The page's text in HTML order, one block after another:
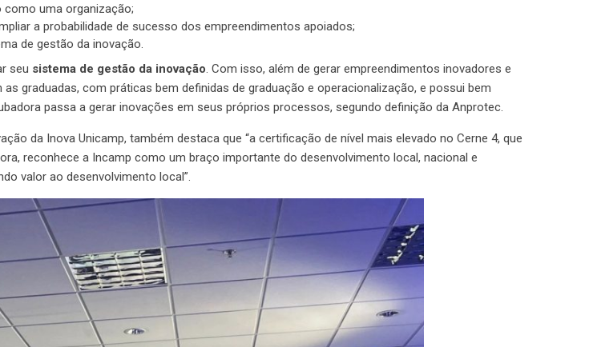
uma organização;
a probabilidade de sucesso dos empreendimentos apoiados;
de gestão da inovação.
seu sistema de gestão da inovação . Com isso, além de gerar empreendimentos inovadores e
graduadas, com práticas bem definidas de graduação e operacionalização, e possui bem
passa a gerar inovações em seus próprios processos, segundo definição da Anprotec.
da Inova Unicamp, também destaca que “a certificação de nível mais elevado no Cerne 4, que
reconhece a Incamp como um braço importante do desenvolvimento local, nacional e
valor ao desenvolvimento local”.